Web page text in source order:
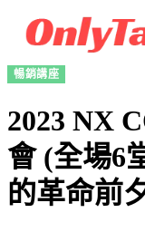
暢銷講座
2023 NX
會 (全場6
的革命前